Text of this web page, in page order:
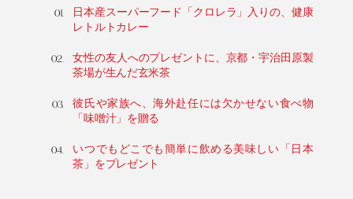
日本産スーパーフード「クロレラ」入りの、健康
レトルトカレー
女性の友人へのプレゼントに、京都・宇治田原製
茶場が生んだ玄米茶
彼氏や家族へ、海外赴任には欠かせない食べ物
「味噌汁」を贈る
いつでもどこでも簡単に飲める美味しい「日本
茶」をプレゼント